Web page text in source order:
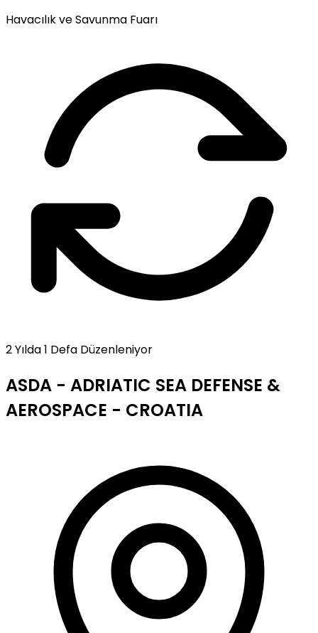
Havacılık ve Savunma Fuarı
2 Yılda 1 Defa Düzenleniyor
ASDA - ADRIATIC SEA DEFENSE &
AEROSPACE - CROATIA